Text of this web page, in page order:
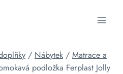
/ Nábytek / Matrace a
podložka Ferplast Jolly